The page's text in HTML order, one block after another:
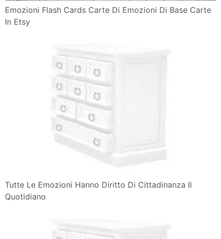
Emozioni Flash Cards Carte Di Emozioni Di Base Carte
In Etsy
Tutte Le Emozioni Hanno Diritto Di Cittadinanza Il
Quotidiano